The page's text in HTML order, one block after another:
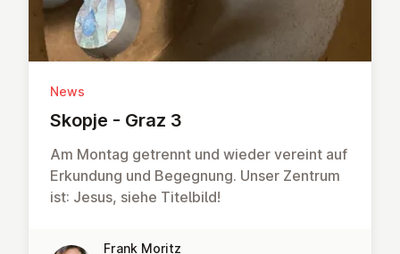
News
Skopje - Graz 3
Am Montag getrennt und wieder vereint auf
Erkundung und Begegnung. Unser Zentrum
ist: Jesus, siehe Titelbild!
Frank Moritz